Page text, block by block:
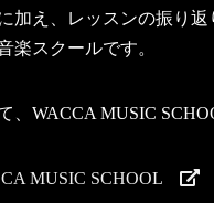
加え、レッスンの振り
楽スクールです。
、WACCA MUSIC
MUSIC SCHOOL